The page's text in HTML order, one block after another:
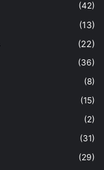
(42)
(13)
(22)
(36)
(8)
(15)
(2)
(31)
(29)